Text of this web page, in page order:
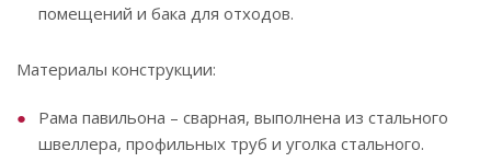
помещений и бака для отходов.
Материалы конструкции:
Рама павильона – сварная, выполнена из стального
швеллера, профильных труб и уголка стального.